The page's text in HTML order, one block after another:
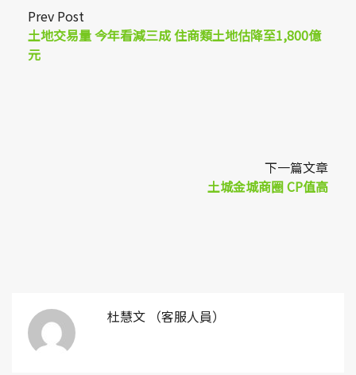
Prev Post
土地交易量 今年看減三成 住商類土地估降至1,800億
元
下一篇文章
土城金城商圈 CP值高
杜慧文 （客服人員）